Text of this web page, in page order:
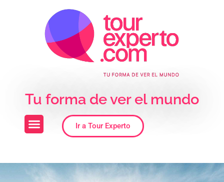
Tu forma de ver el mundo
Ir a Tour Experto